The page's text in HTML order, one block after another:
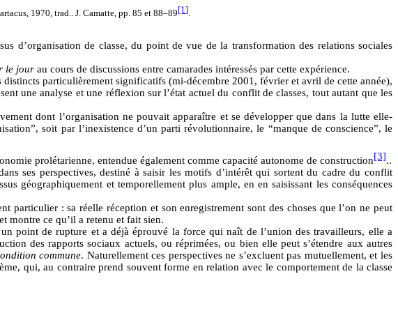
1970, trad.. J. Camatte, pp. 85 et 88–89[1].
d’organisation de classe, du point de vue de la transformation des relations sociales
le jourau cours de discussions entre camarades intéressés par cette expérience.
distincts particulièrement significatifs (mi-décembre 2001, février et avril de cette année),
une analyse et une réflexion sur l’état actuel du conflit de classes, tout autant que les
dont l’organisation ne pouvait apparaître et se développer que dans la lutte elle-
soit par l’inexistence d’un parti révolutionnaire, le “manque de conscience”, le
prolétarienne, entendue également comme capacité autonome de construction[3]..
ses perspectives, destiné à saisir les motifs d’intérêt qui sortent du cadre du conflit
géographiquement et temporellement plus ample, en en saisissant les conséquences
particulier : sa réelle réception et son enregistrement sont des choses que l’on ne peut
montre ce qu’il a retenu et fait sien.
point de rupture et a déjà éprouvé la force qui naît de l’union des travailleurs, elle a
des rapports sociaux actuels, ou réprimées, ou bien elle peut s’étendre aux autres
commune. Naturellement ces perspectives ne s’excluent pas mutuellement, et les
qui, au contraire prend souvent forme en relation avec le comportement de la classe